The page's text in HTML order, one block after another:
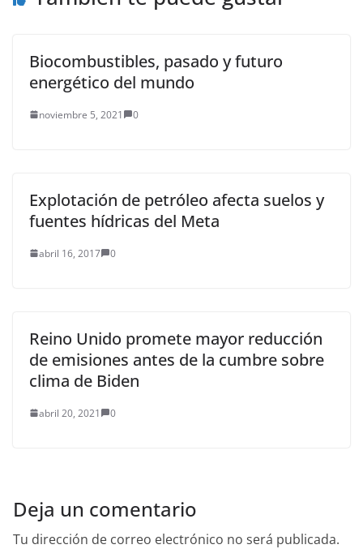
Biocombustibles, pasado y futuro
energético del mundo
noviembre 5, 2021 0
Explotación de petróleo afecta suelos y
fuentes hídricas del Meta
abril 16, 2017 0
Reino Unido promete mayor reducción
de emisiones antes de la cumbre sobre
clima de Biden
abril 20, 2021 0
Deja un comentario
Tu dirección de correo electrónico no será publicada.